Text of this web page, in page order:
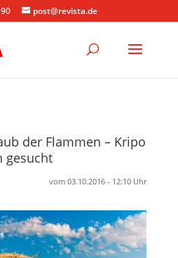
post@revista.de
der Flammen – Kripo
gesucht
vom 03.10.2016 - 12:10 Uhr